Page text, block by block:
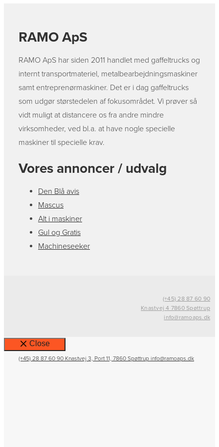
RAMO ApS
RAMO ApS har siden 2011 handlet med gaffeltrucks og
internt transportmateriel, metalbearbejdningsmaskiner
samt entreprenørmaskiner. Det er i dag gaffeltrucks
som udgør størstedelen af fokusområdet. Vi prøver så
vidt muligt at distancere os fra andre mindre
virksomheder, ved bl.a. at have nogle specielle
maskiner til specielle krav.
Vores annoncer / udvalg
Den Blå avis
Mascus
Alt i maskiner
Gul og Gratis
Machineseeker
(+45) 28 87 60 90
Knastvej 4 7860 Spøttrup
info@ramoaps.dk
Close
(+45) 28 87 60 90 Knastvej 3, Port 11, 7860 Spøttrup info@ramoaps.dk